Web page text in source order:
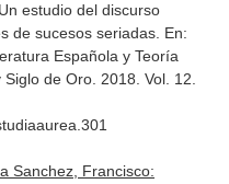
estudio del discurso
de sucesos seriadas. En:
Española y Teoría
Siglo de Oro. 2018. Vol. 12.
Sanchez, Francisco: